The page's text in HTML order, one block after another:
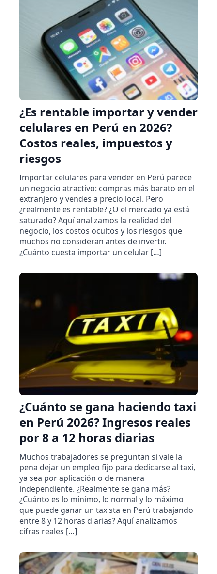
¿Es rentable importar y vender
celulares en Perú en 2026?
Costos reales, impuestos y
riesgos
Importar celulares para vender en Perú parece
un negocio atractivo: compras más barato en el
extranjero y vendes a precio local. Pero
¿realmente es rentable? ¿O el mercado ya está
saturado? Aquí analizamos la realidad del
negocio, los costos ocultos y los riesgos que
muchos no consideran antes de invertir.
¿Cuánto cuesta importar un celular […]
¿Cuánto se gana haciendo taxi
en Perú 2026? Ingresos reales
por 8 a 12 horas diarias
Muchos trabajadores se preguntan si vale la
pena dejar un empleo fijo para dedicarse al taxi,
ya sea por aplicación o de manera
independiente. ¿Realmente se gana más?
¿Cuánto es lo mínimo, lo normal y lo máximo
que puede ganar un taxista en Perú trabajando
entre 8 y 12 horas diarias? Aquí analizamos
cifras reales […]